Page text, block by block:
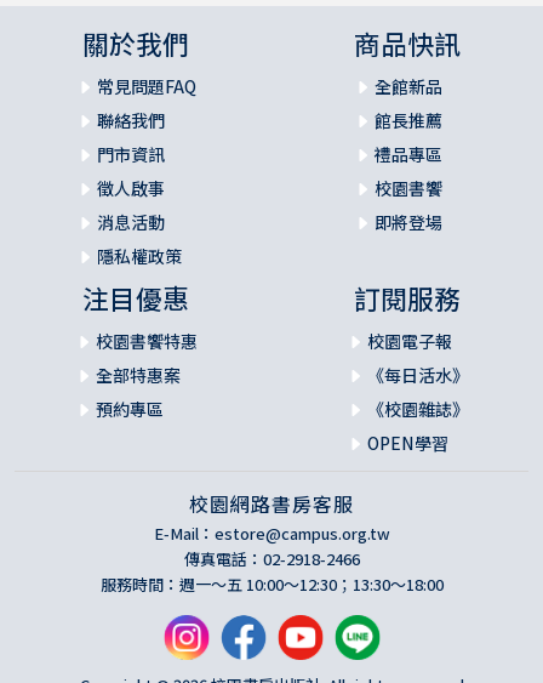
關於我們
常見問題FAQ
聯絡我們
門市資訊
徵人啟事
消息活動
隱私權政策
商品快訊
全館新品
館長推薦
禮品專區
校園書饗
即將登場
注目優惠
校園書饗特惠
全部特惠案
預約專區
訂閱服務
校園電子報
《每日活水》
《校園雜誌》
OPEN學習
校園網路書房客服
E-Mail： estore@campus.org.tw
傳真電話：02-2918-2466
服務時間：週一～五 10:00～12:30；13:30～18:00